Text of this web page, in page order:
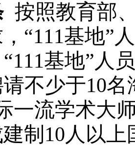
按照教育部
“111基地”
“111基地”人
不少于10名
一流学术大
制 10人以